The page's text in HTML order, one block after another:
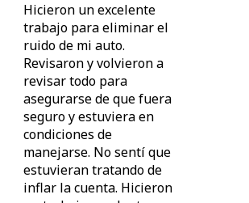
Hicieron un excelente
trabajo para eliminar el
ruido de mi auto.
Revisaron y volvieron a
revisar todo para
asegurarse de que fuera
seguro y estuviera en
condiciones de
manejarse. No sentí que
estuvieran tratando de
inflar la cuenta. Hicieron